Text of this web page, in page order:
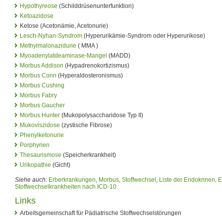
Hypothyreose (Schilddrüsenunterfunktion)
Ketoazidose
Ketose (Acetonämie, Acetonurie)
Lesch-Nyhan-Syndrom (Hyperurikämie-Syndrom oder Hyperurikose)
Methylmalonazidurie ( MMA )
Myoadenylatdeaminase-Mangel (MADD)
Morbus Addison (Hypadrenokortizismus)
Morbus Conn (Hyperaldosteronismus)
Morbus Cushing
Morbus Fabry
Morbus Gaucher
Morbus Hunter (Mukopolysaccharidose Typ II)
Mukoviszidose (zystische Fibrose)
Phenylketonurie
Porphyrien
Thesaurismose (Speicherkrankheit)
Urikopathie (Gicht)
Siehe auch: Erberkrankungen, Morbus, Stoffwechsel , Liste der Endokrinen,
Stoffwechselkrankheiten nach ICD-10
Links
Arbeitsgemeinschaft für Pädiatrische Stoffwechselstörungen